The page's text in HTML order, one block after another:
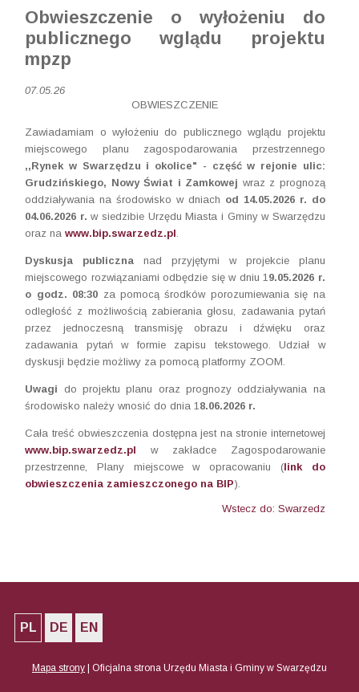
Obwieszczenie o wyłożeniu do
publicznego wglądu projektu
mpzp
07.05.26
OBWIESZCZENIE
Zawiadamiam o wyłożeniu do publicznego wglądu projektu
miejscowego planu zagospodarowania przestrzennego
,,Rynek w Swarzędzu i okolice" - część w rejonie ulic:
Grudzińskiego, Nowy Świat i Zamkowej wraz z prognozą
oddziaływania na środowisko w dniach od 14.05.2026r. do
04.06.2026 r. w siedzibie Urzędu Miasta i Gminy w Swarzędzu
oraz nawww.bip.swarzedz.pl.
Dyskusja publiczna nad przyjętymi w projekcie planu
miejscowego rozwiązaniami odbędzie się w dniu 19.05.2026 r.
o godz. 08:30 za pomocą środków porozumiewania się na
odległość z możliwością zabierania głosu, zadawania pytań
przez jednoczesną transmisję obrazu i dźwięku oraz
zadawania pytań w formie zapisu tekstowego. Udział w
dyskusji będzie możliwy za pomocą platformy ZOOM.
Uwagi do projektu planu oraz prognozy oddziaływania na
środowisko należy wnosić do dnia 18.06.2026 r.
Cała treść obwieszczenia dostępna jest na stronie internetowej
www.bip.swarzedz.pl
w zakładce Zagospodarowanie
przestrzenne, Plany miejscowe w opracowaniu (link do
obwieszczenia zamieszczonego na BIP).
Wstecz do: Swarzedz
PL DE EN
Mapa strony | Oficjalna strona Urzędu Miasta i Gminy w Swarzędzu